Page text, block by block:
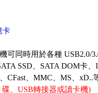
卡
同時用於各種 USB2.0/
SSD、SATA DOM卡
CFast、MMC、MS、xD..
、USB轉接器或讀卡機)